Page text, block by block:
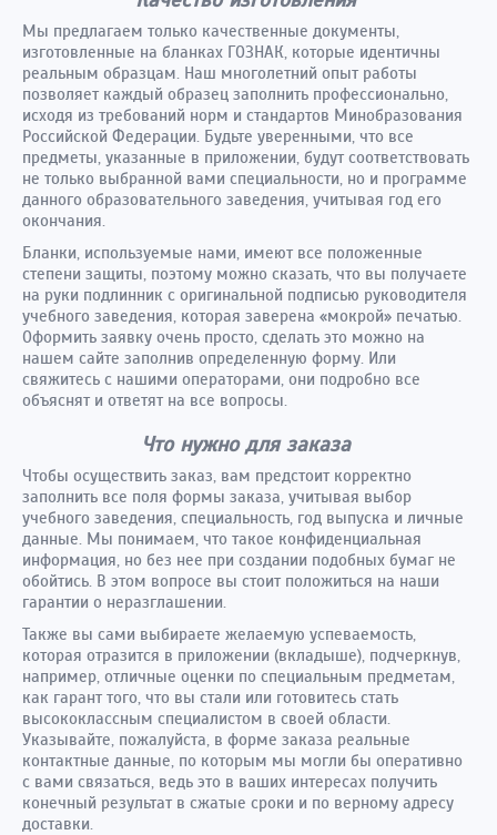
Мы предлагаем только качественные документы,
изготовленные на бланках ГОЗНАК, которые идентичны
реальным образцам. Наш многолетний опыт работы
позволяет каждый образец заполнить профессионально,
исходя из требований норм и стандартов Минобразования
Российской Федерации. Будьте уверенными, что все
предметы, указанные в приложении, будут соответствовать
не только выбранной вами специальности, но и программе
данного образовательного заведения, учитывая год его
окончания.
Бланки, используемые нами, имеют все положенные
степени защиты, поэтому можно сказать, что вы получаете
на руки подлинник с оригинальной подписью руководителя
учебного заведения, которая заверена «мокрой» печатью.
Оформить заявку очень просто, сделать это можно на
нашем сайте заполнив определенную форму. Или
свяжитесь с нашими операторами, они подробно все
объяснят и ответят на все вопросы.
Что нужно для заказа
Чтобы осуществить заказ, вам предстоит корректно
заполнить все поля формы заказа, учитывая выбор
учебного заведения, специальность, год выпуска и личные
данные. Мы понимаем, что такое конфиденциальная
информация, но без нее при создании подобных бумаг не
обойтись. В этом вопросе вы стоит положиться на наши
гарантии о неразглашении.
Также вы сами выбираете желаемую успеваемость,
которая отразится в приложении (вкладыше), подчеркнув,
например, отличные оценки по специальным предметам,
как гарант того, что вы стали или готовитесь стать
высококлассным специалистом в своей области.
Указывайте, пожалуйста, в форме заказа реальные
контактные данные, по которым мы могли бы оперативно
с вами связаться, ведь это в ваших интересах получить
конечный результат в сжатые сроки и по верному адресу
доставки.